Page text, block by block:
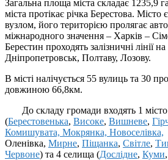
Загальна площа міста складає 1235,9
міста протікає річка Берестова.
вузлом, його територією пролягає
міжнародного значення – Харків –
Берестин проходять залізничні лінії
Дніпропетровськ, Полтаву, Лозову.
В місті налічується 55 вулиць та 30
довжиною 66,8км.
До складу громади входять 1 місто
(Берестовенька, Високе, Вишневе,
Комишувата, Мокрянка, Новоселівка,
Оленівка, Мирне, Піщанка, Світле,
Червоне) та 4 селища (Дослідне, Куми,